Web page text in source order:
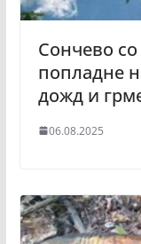
Сончево
попладне
дожд и
06.08.2025